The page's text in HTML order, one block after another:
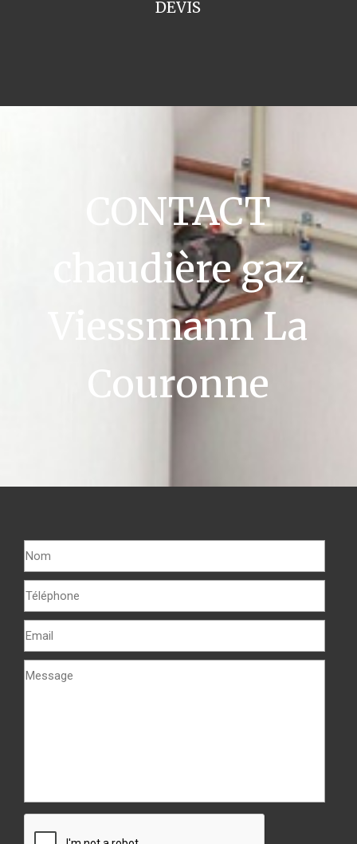
DEVIS
CONTACT
chaudière gaz
Viessmann La
Couronne